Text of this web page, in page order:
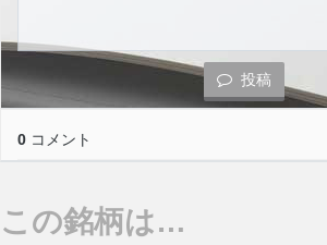
投稿
0 コメント
この銘柄は…